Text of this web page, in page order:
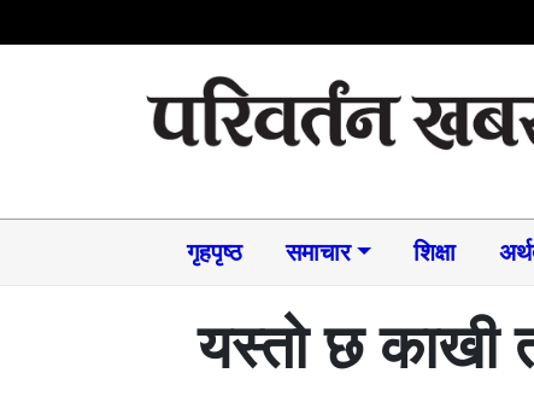
गृहपृष्ठ समाचार​ शिक्षा
यस्तो छ काखी